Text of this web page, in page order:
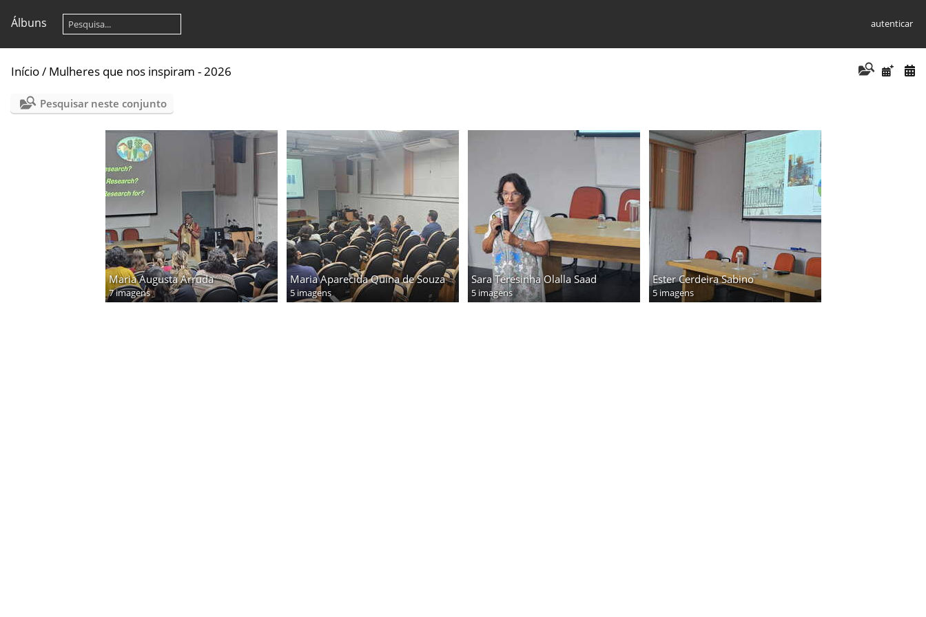
Álbuns autenticar
Início/ Mulheres que nos inspiram - 2026
Pesquisar neste conjunto
Maria Augusta Arruda
7 imagens
Maria Aparecida Quina de Souza
5 imagens
Sara Teresinha Olalla Saad
5 imagens
Ester Cerdeira Sabino
5 imagens